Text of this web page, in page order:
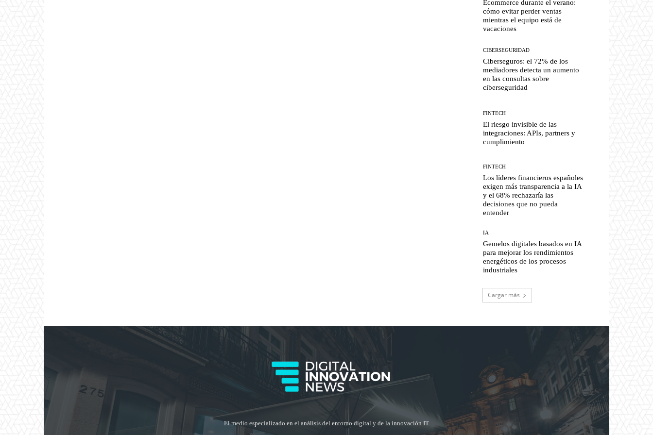
Ecommerce durante el verano:
cómo evitar perder ventas
mientras el equipo está de
vacaciones
CIBERSEGURIDAD
Ciberseguros: el 72% de los
mediadores detecta un aumento
en las consultas sobre
ciberseguridad
FINTECH
El riesgo invisible de las
integraciones: APIs, partners y
cumplimiento
FINTECH
Los líderes financieros españoles
exigen más transparencia a la IA
y el 68% rechazaría las
decisiones que no pueda
entender
IA
Gemelos digitales basados en IA
para mejorar los rendimientos
energéticos de los procesos
industriales
Cargar más
El medio especializado en el análisis del entorno digital y de la innovación IT